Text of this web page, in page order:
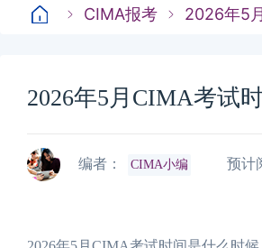
CIMA报考 2026年5
2026年5月CIMA考试
编者： CIMA小编 预计